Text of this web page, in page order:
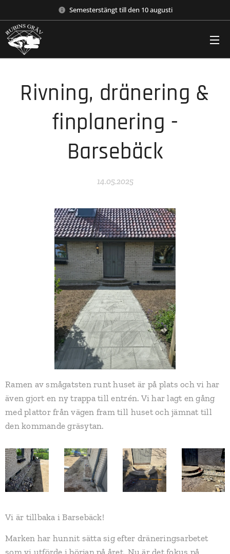
Semesterstängt till den 10 augusti
Rivning, dränering &
finplanering -
Barsebäck
14.05.2025
Ramen av smågatsten runt huset är på plats och vi har
även gjort en ny trappa till entrén. Vi har lagt en gång
med plattor från vägen fram till huset och jämnat till
den kommande gräsytan.
Vi är tillbaka i Barsebäck!
Marken har hunnit sätta sig efter dräneringsarbetet
som vi utförde i början på året. Nu är det fokus på